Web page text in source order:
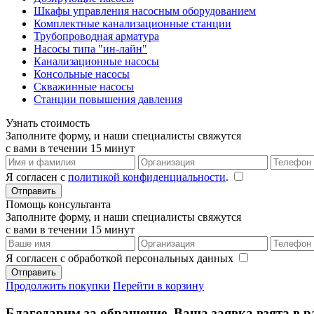
Шкафы управления насосным оборудованием
Комплектные канализационные станции
Трубопроводная арматура
Насосы типа "ин-лайн"
Канализационные насосы
Консольные насосы
Скважинные насосы
Станции повышения давления
Узнать стоимость
Заполните форму, и наши специалисты свяжутся
с вами в течении 15 минут
Я согласен с политикой конфиденциальности.
Помощь консультанта
Заполните форму, и наши специалисты свяжутся
с вами в течении 15 минут
Я согласен с обработкой персональных данных
Продолжить покупки Перейти в корзину